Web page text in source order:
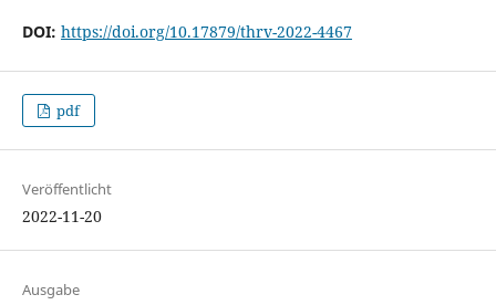
DOI: https://doi.org/10.17879/thrv-2022-4467
pdf
Veröffentlicht
2022-11-20
Ausgabe